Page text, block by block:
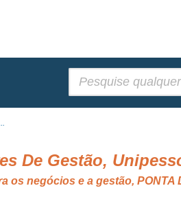
De Gestão,
os negócios e a gestão, PONTA